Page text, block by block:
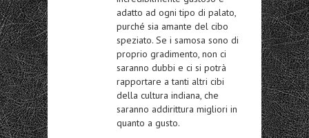
adatto ad ogni tipo di palato,
purché sia amante del cibo
speziato. Se i samosa sono di
proprio gradimento, non ci
saranno dubbi e ci si potrà
rapportare a tanti altri cibi
della cultura indiana, che
saranno addirittura migliori in
quanto a gusto.